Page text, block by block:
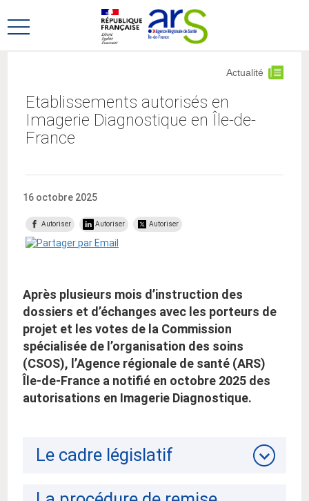
au
menu
au
contenu
Ouvrir
Etablissements autorisés en
Imagerie Diagnostique en Île-de-
France
Actualité
16 octobre 2025
Autoriser Autoriser Autoriser
Après plusieurs mois d’instruction des
dossiers et d’échanges avec les porteurs de
projet et les votes de la Commission
spécialisée de l’organisation des soins
(CSOS), l’Agence régionale de santé (ARS)
Île-de-France a notifié en octobre 2025 des
autorisations en Imagerie Diagnostique.
Le cadre législatif